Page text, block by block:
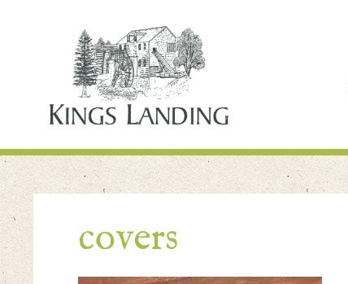
covers